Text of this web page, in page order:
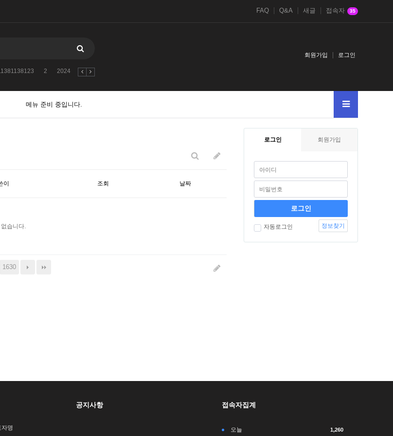
FAQ Q&A 새글 접속자 35
2 2024 자유게시판
회원가입 로그인
메뉴 준비 중입니다.
이 조회 날짜
습니다.
1630
로그인 회원가입
자동로그인 정보찾기
자명
공지사항 접속자집계
오늘 1,260